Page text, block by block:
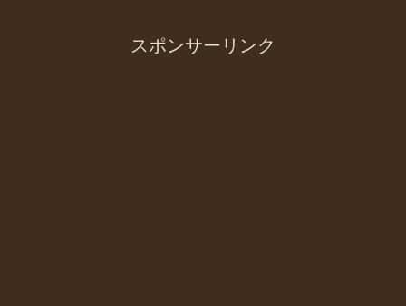
の、ここまで成長してるとは思...
スポンサーリンク